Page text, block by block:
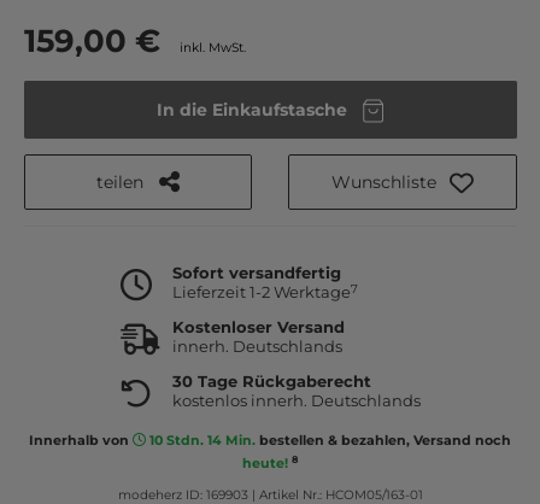
159,00 € inkl. MwSt.
In die Einkaufstasche
teilen Wunschliste
Sofort versandfertig
Lieferzeit 1-2 Werktage7
Kostenloser Versand
innerh. Deutschlands
30 Tage Rückgaberecht
kostenlos innerh. Deutschlands
Innerhalb von 10 Stdn. 14 Min. bestellen & bezahlen, Versand noch
heute! 8
modeherz ID: 169903 | Artikel Nr.: HCOM05/163-01